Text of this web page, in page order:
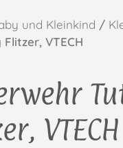
und Kleinkind /
VTECH
VTECH